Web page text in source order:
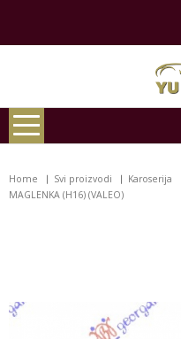
Home Svi proizvodi Karoserija
MAGLENKA (H16) (VALEO)